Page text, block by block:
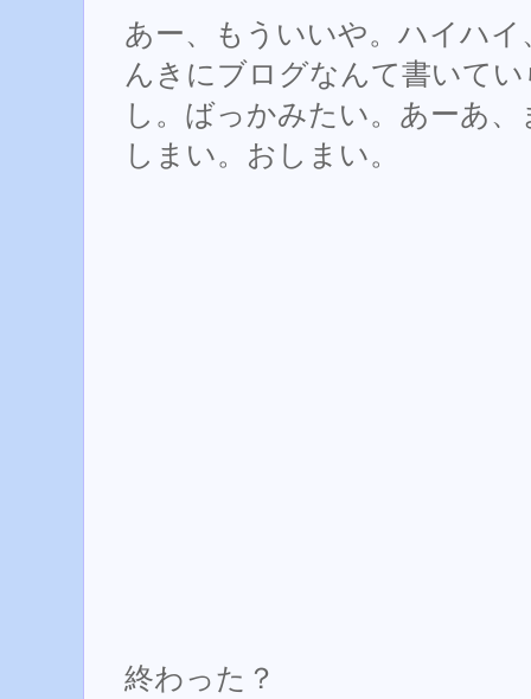
あー、もういいや。ハイハ
んきにブログなんて書いて
し。ばっかみたい。あーあ
しまい。おしまい。
終わった？